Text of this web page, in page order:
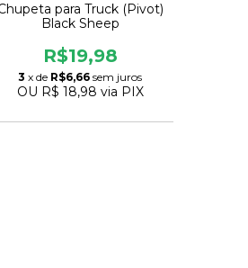
para Truck (Pivot)
Black Sheep
R$19,98
3 x de R$6,66 sem juros
OU R$ 18,98 via PIX